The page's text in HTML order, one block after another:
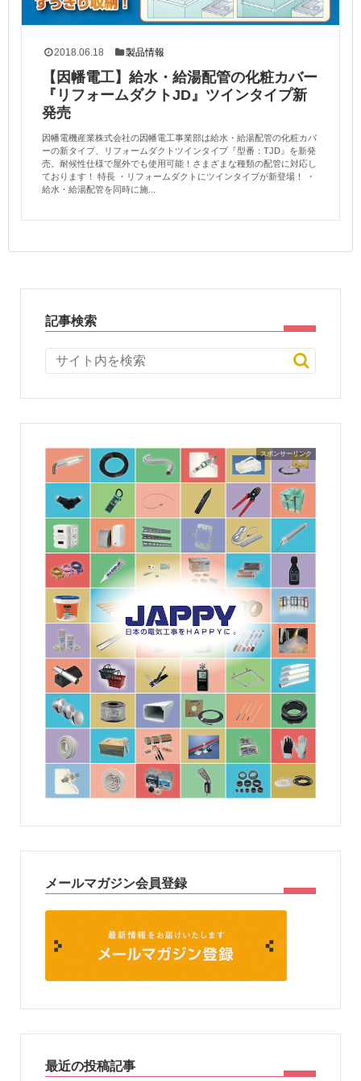
2018.06.18 製品情報
【因幡電工】給水・給湯配管の化粧カバー
『リフォームダクトJD』ツインタイプ新
発売
因幡電機産業株式会社の因幡電工事業部は給水・給湯配管の化粧カバ
ーの新タイプ、リフォームダクトツインタイプ『型番：TJD』を新発
売。耐候性仕様で屋外でも使用可能！さまざまな種類の配管に対応し
ております！ 特長 ・リフォームダクトにツインタイプが新登場！ ・
給水・給湯配管を同時に施...
記事検索
メールマガジン会員登録
最近の投稿記事